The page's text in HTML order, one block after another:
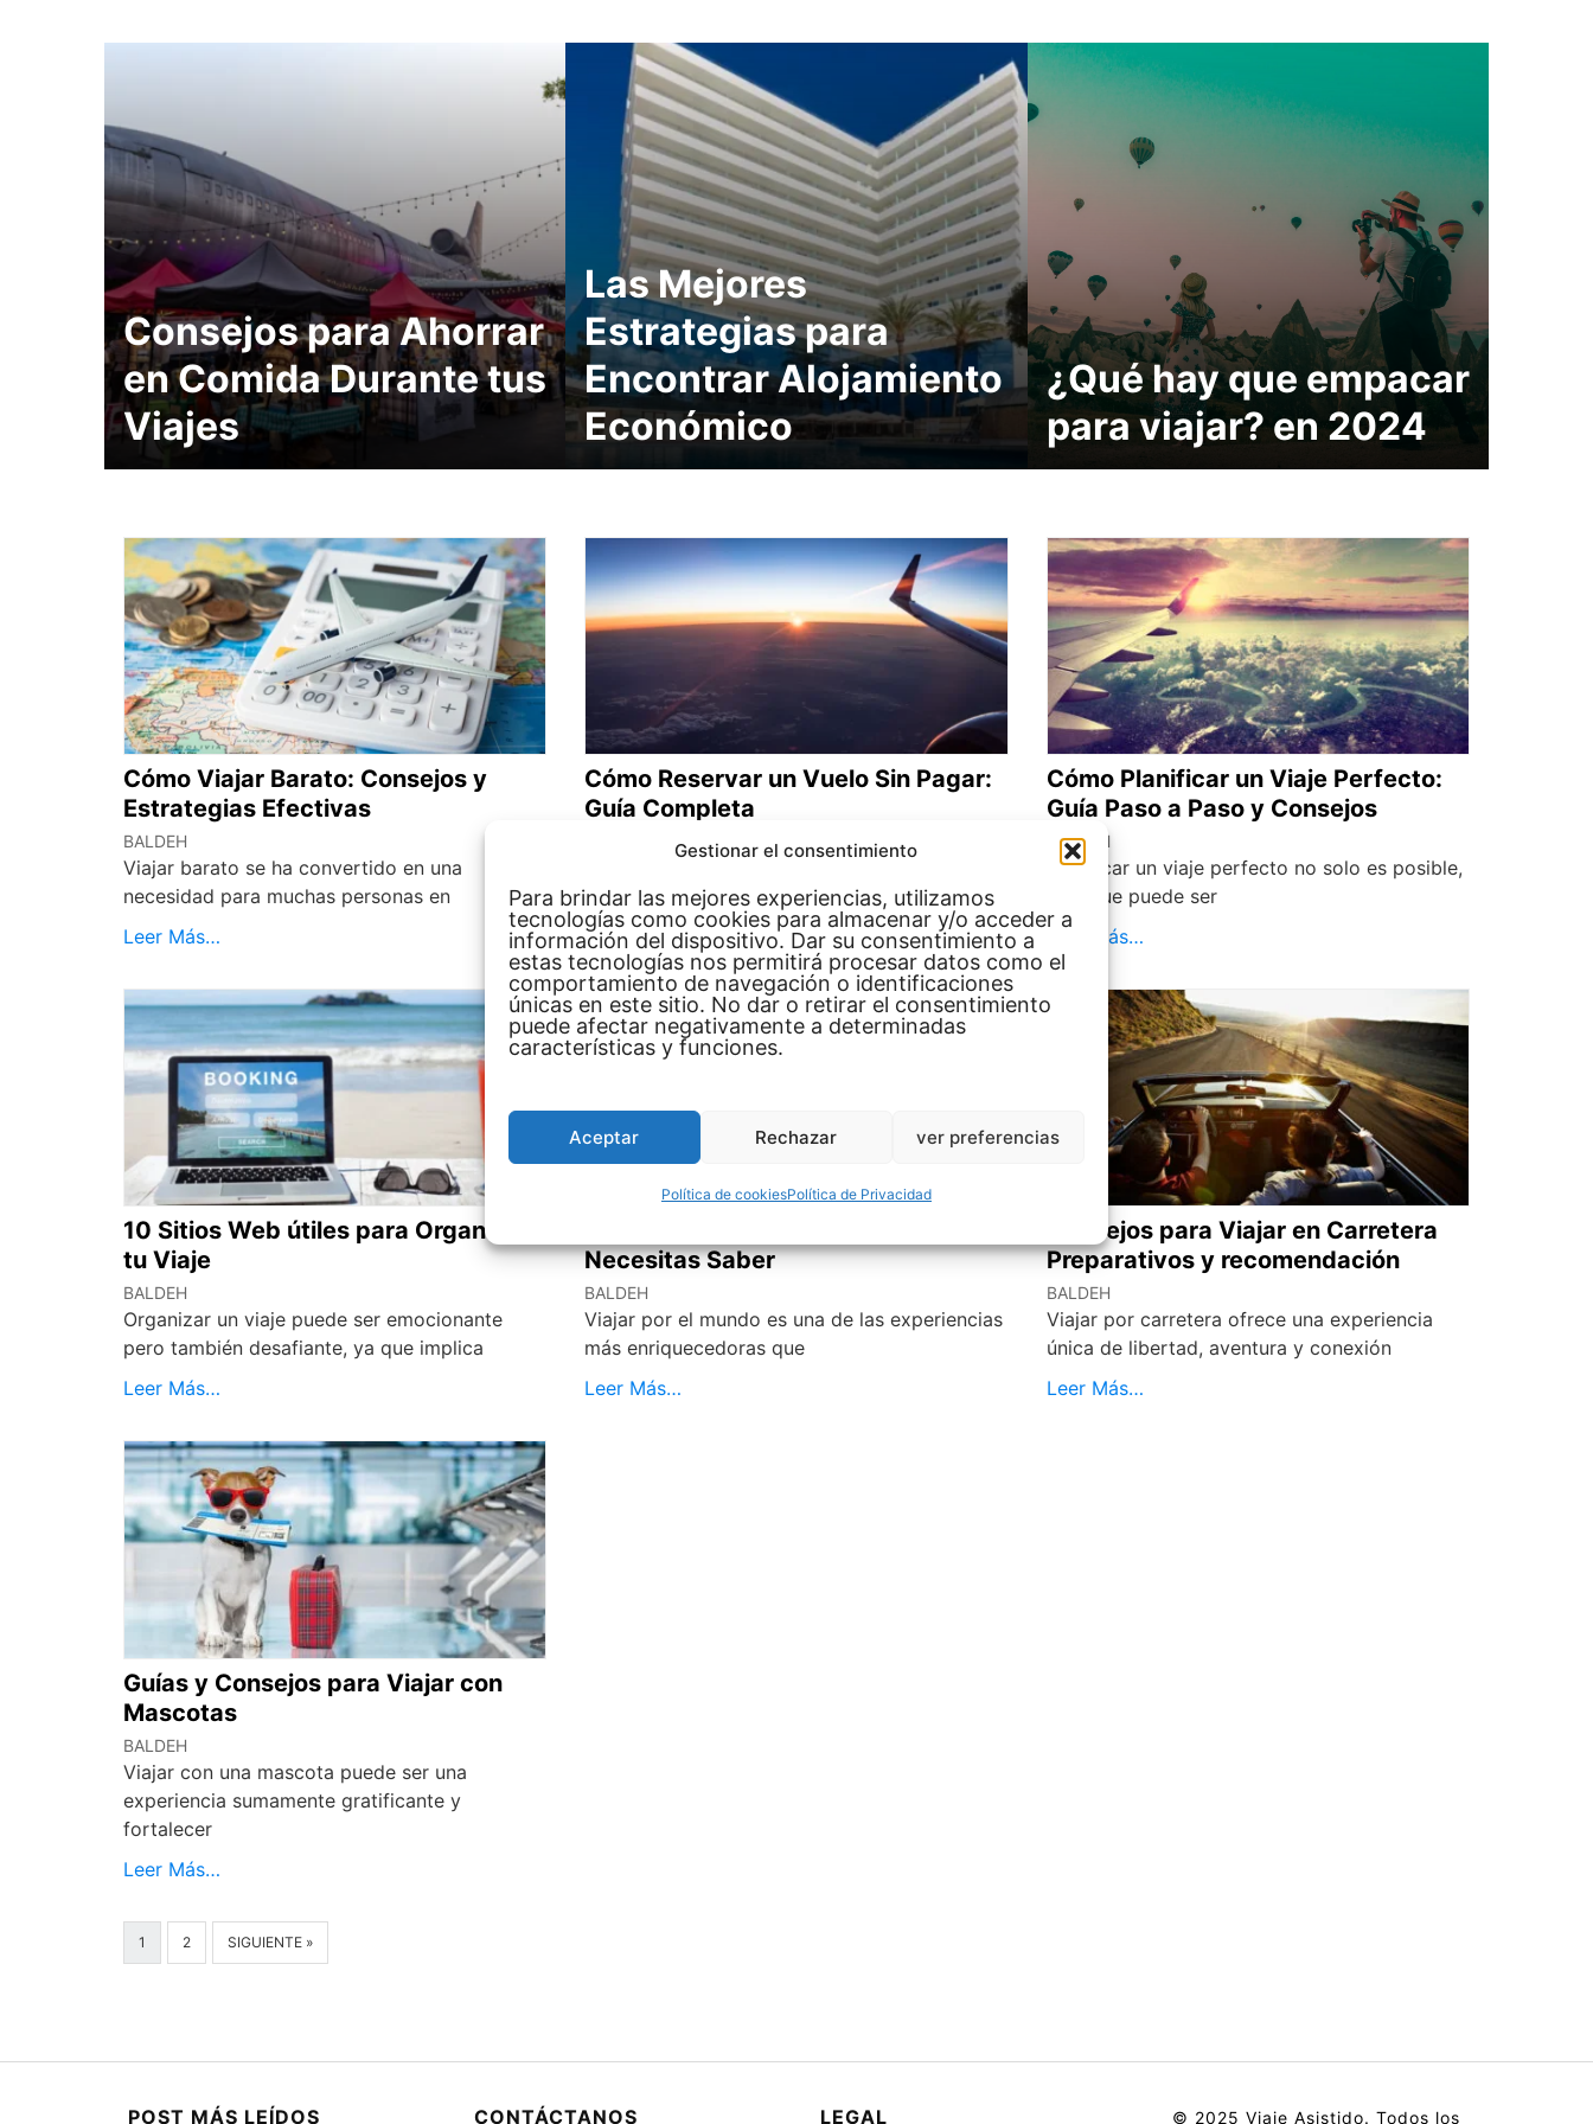
Gestionar el consentimiento
Para brindar las mejores experiencias, utilizamos
tecnologías como cookies para almacenar y/o acceder a
información del dispositivo. Dar su consentimiento a
estas tecnologías nos permitirá procesar datos como el
comportamiento de navegación o identificaciones
únicas en este sitio. No dar o retirar el consentimiento
puede afectar negativamente a determinadas
características y funciones.
Aceptar Rechazar ver preferencias
Política de cookiesPolítica de Privacidad
Consejos para Ahorrar
en Comida Durante tus
Viajes
Las Mejores
Estrategias para
Encontrar Alojamiento
Económico
¿Qué hay que empacar
para viajar? en 2024
Cómo Viajar Barato: Consejos y
Estrategias Efectivas
BALDEH
Viajar barato se ha convertido en una
necesidad para muchas personas en
Leer Más…
Cómo Reservar un Vuelo Sin Pagar:
Guía Completa
gratificantes y enriquecedoras que uno
Leer Más…
Cómo Planificar un Viaje Perfecto:
Guía Paso a Paso y Consejos
BALDEH
Planificar un viaje perfecto no solo es posible,
sino que puede ser
Leer Más…
10 Sitios Web útiles para Organizar
tu Viaje
BALDEH
Organizar un viaje puede ser emocionante
pero también desafiante, ya que implica
Leer Más…
Necesitas Saber
BALDEH
Viajar por el mundo es una de las experiencias
más enriquecedoras que
Leer Más…
Consejos para Viajar en Carretera
Preparativos y recomendación
BALDEH
Viajar por carretera ofrece una experiencia
única de libertad, aventura y conexión
Leer Más…
Guías y Consejos para Viajar con
Mascotas
BALDEH
Viajar con una mascota puede ser una
experiencia sumamente gratificante y
fortalecer
Leer Más…
1 2 SIGUIENTE »
POST MÁS LEÍDOS CONTÁCTANOS LEGAL © 2025 Viaje Asistido. Todos los